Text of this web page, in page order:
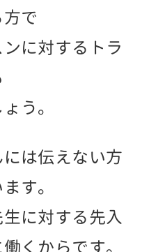
で
に対するトラ
う。
は伝えない方
す。
に対する先入
くからです。